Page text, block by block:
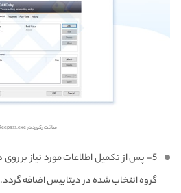
ساخت رکورد در Keepass.exe
گروه انتخاب شده در دیتابیس اضافه گردد.